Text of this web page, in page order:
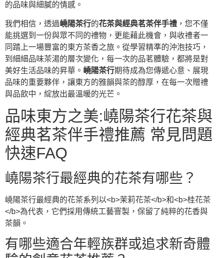
的品味與細膩的情感。
我們相信，透過嶢陽茶行的花茶與經典茗茶伴手禮 ，您不僅
能挑選到一份與眾不同的禮物，更能藉此機會，與收禮者一
同踏上一場豐富的東方茶香之旅。從學習精準的沖泡技巧，
到細細品味茶湯的層次變化，每一次的品茗體驗，都將是對
美好生活品味的昇華。 嶢陽茶行期待成為您傳遞心意、展現
品味的重要夥伴，讓東方的雅韻與茶的醇厚，在每一次贈禮
與品飲中，綻放出最溫暖的光芒。
品味東方之美:嶢陽茶行花茶與
經典茗茶伴手禮推薦 常見問題
快速FAQ
嶢陽茶行最經典的花茶有哪些？
嶢陽茶行最經典的花茶系列以<b>茉莉花茶</b>和<b>桂花茶
</b>為代表，它們採用傳統工藝窨製，保留了純粹的花香與
茶韻。
有哪些適合年輕族群或追求新奇體